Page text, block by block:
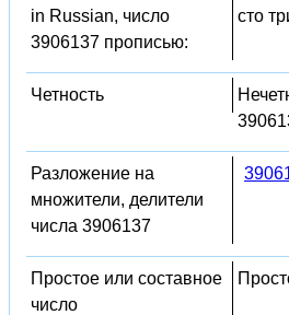
in Russian, число
3906137 прописью:
сто
Четность
Разложение на
множители, делители
числа 3906137
Простое или составное
число